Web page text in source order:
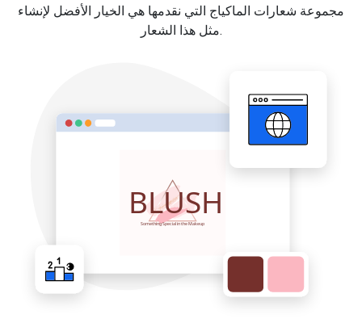
مجموعة شعارات الماكياج التي نقدمها هي الخيار الأفضل لإنشاء
مثل هذا الشعار.